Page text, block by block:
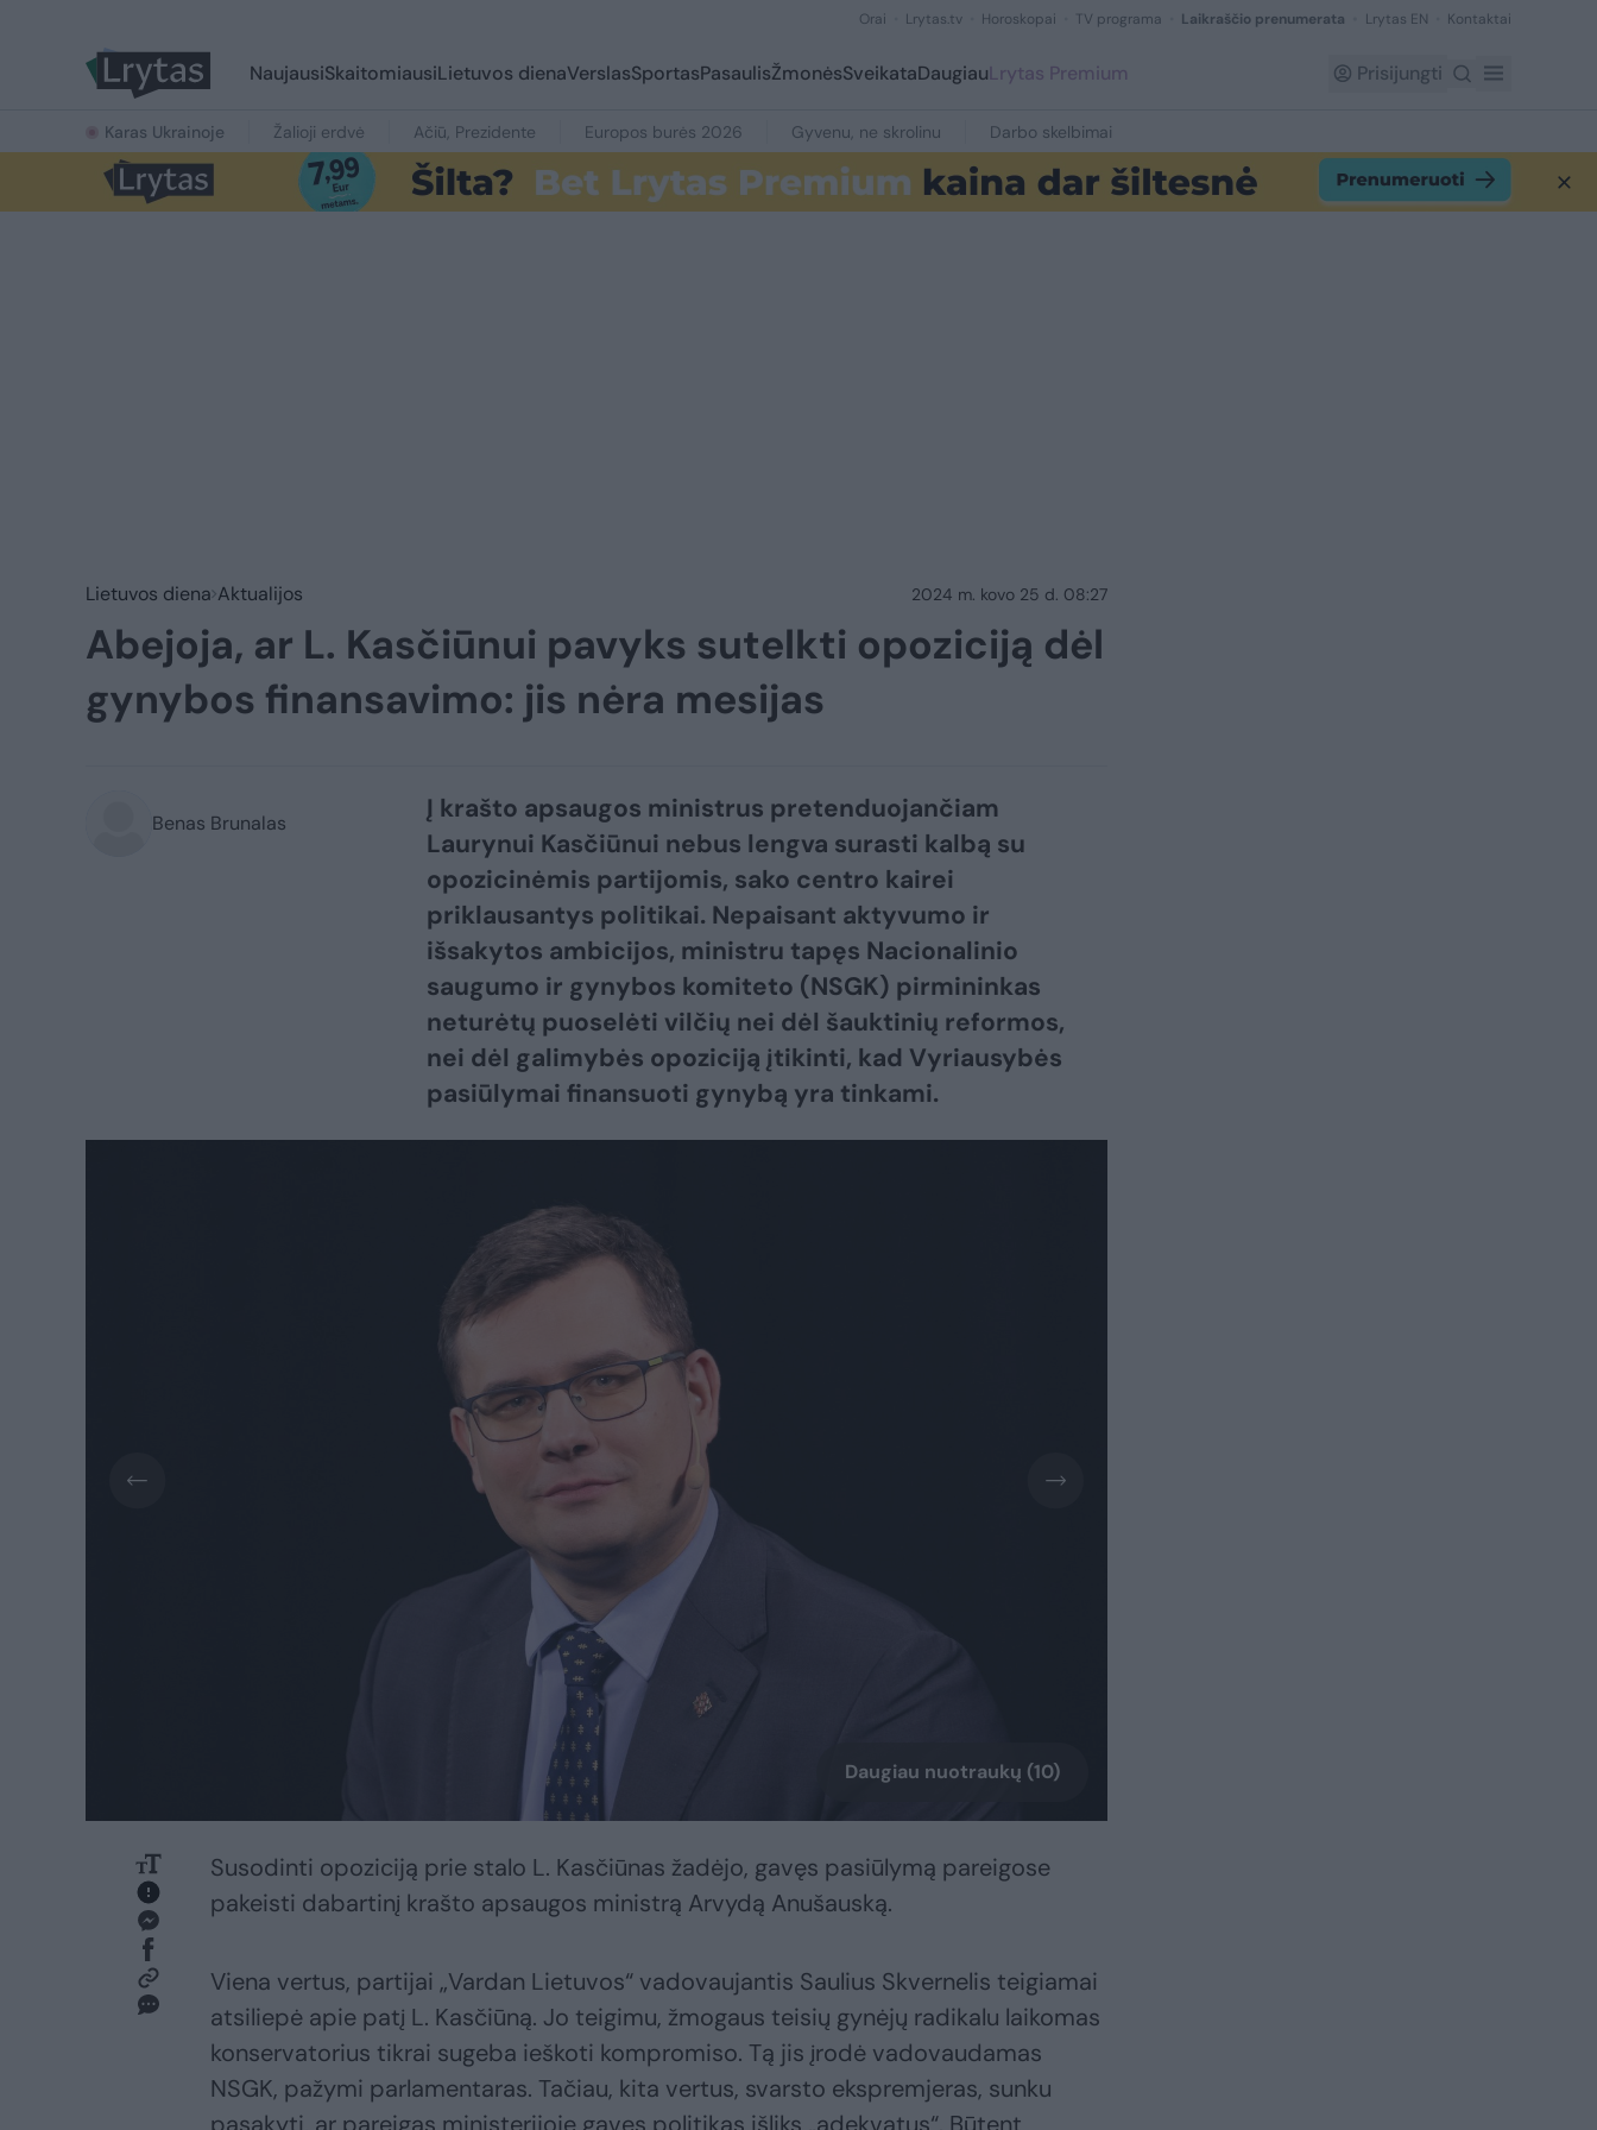
Orai Lrytas.tv Horoskopai TV programa Laikraščio prenumerata Lrytas EN Kontaktai
NaujausiSkaitomiausiLietuvos dienaVerslasSportasPasaulisŽmonėsSveikataDaugiauLrytas Premium Prisijungti
Karas Ukrainoje Žalioji erdvė Ačiū, Prezidente Europos burės 2026 Gyvenu, ne skrolinu Darbo skelbimai
Lietuvos diena Aktualijos 2024 m. kovo 25 d. 08:27
Abejoja, ar L. Kasčiūnui pavyks sutelkti opoziciją dėl
gynybos finansavimo: jis nėra mesijas
Benas Brunalas
Į krašto apsaugos ministrus pretenduojančiam
Laurynui Kasčiūnui nebus lengva surasti kalbą su
opozicinėmis partijomis, sako centro kairei
priklausantys politikai. Nepaisant aktyvumo ir
išsakytos ambicijos, ministru tapęs Nacionalinio
saugumo ir gynybos komiteto (NSGK) pirmininkas
neturėtų puoselėti vilčių nei dėl šauktinių reformos,
nei dėl galimybės opoziciją įtikinti, kad Vyriausybės
pasiūlymai finansuoti gynybą yra tinkami.
Daugiau nuotraukų (10)
Susodinti opoziciją prie stalo L. Kasčiūnas žadėjo, gavęs pasiūlymą pareigose
pakeisti dabartinį krašto apsaugos ministrą Arvydą Anušauską.
Viena vertus, partijai „Vardan Lietuvos“ vadovaujantis Saulius Skvernelis teigiamai
atsiliepė apie patį L. Kasčiūną. Jo teigimu, žmogaus teisių gynėjų radikalu laikomas
konservatorius tikrai sugeba ieškoti kompromiso. Tą jis įrodė vadovaudamas
NSGK, pažymi parlamentaras. Tačiau, kita vertus, svarsto ekspremjeras, sunku